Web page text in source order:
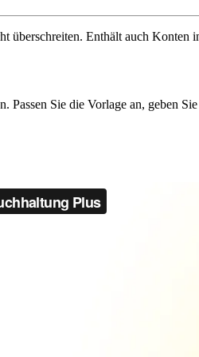
überschreiten. Enthält auch Konten
Sie die Vorlage an, geben